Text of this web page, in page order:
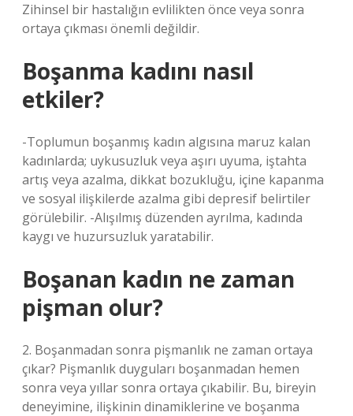
Zihinsel bir hastalığın evlilikten önce veya sonra
ortaya çıkması önemli değildir.
Boşanma kadını nasıl
etkiler?
-Toplumun boşanmış kadın algısına maruz kalan
kadınlarda; uykusuzluk veya aşırı uyuma, iştahta
artış veya azalma, dikkat bozukluğu, içine kapanma
ve sosyal ilişkilerde azalma gibi depresif belirtiler
görülebilir. -Alışılmış düzenden ayrılma, kadında
kaygı ve huzursuzluk yaratabilir.
Boşanan kadın ne zaman
pişman olur?
2. Boşanmadan sonra pişmanlık ne zaman ortaya
çıkar? Pişmanlık duyguları boşanmadan hemen
sonra veya yıllar sonra ortaya çıkabilir. Bu, bireyin
deneyimine, ilişkinin dinamiklerine ve boşanma